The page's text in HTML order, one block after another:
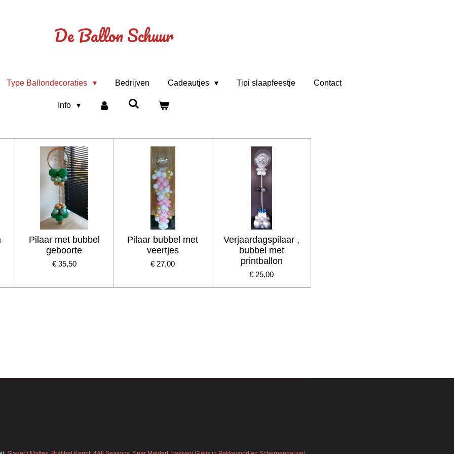
De Ballon Schuur
Type Ballondecoraties Bedrijven Cadeautjes Tipi slaapfeestje Contact
Info
Pilaar met bubbel
geboorte
€ 35,50
Pilaar bubbel met
veertjes
€ 27,00
Verjaardagspilaar ,
bubbel met
printballon
€ 25,00